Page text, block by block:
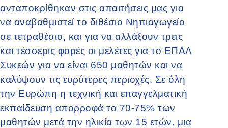
ανταποκρίθηκαν στις απαιτήσεις μας για
να αναβαθμιστεί το διθέσιο Νηπιαγωγείο
σε τετραθέσιο, και για να αλλάξουν τρεις
και τέσσερις φορές οι μελέτες για το ΕΠΑΛ
Συκεών για να είναι 650 μαθητών και να
καλύψουν τις ευρύτερες περιοχές. Σε όλη
την Ευρώπη η τεχνική και επαγγελματική
εκπαίδευση απορροφά το 70-75% των
μαθητών μετά την ηλικία των 15 ετών, μια